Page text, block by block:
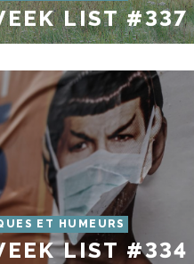
LIST #337
ET HUMEURS
LIST #334